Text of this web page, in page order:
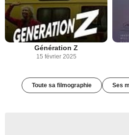
Génération Z
15 février 2025
Toute sa filmographie Ses